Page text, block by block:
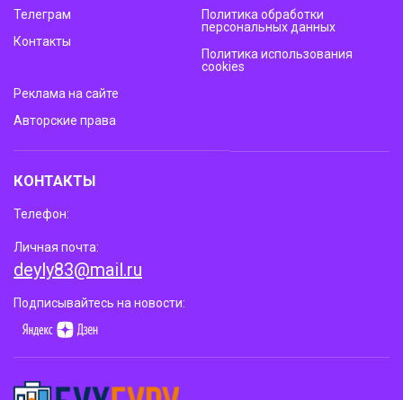
Телеграм
Контакты
Политика обработки
персональных данных
Политика использования
cookies
Реклама на сайте
Авторские права
КОНТАКТЫ
Телефон:
Личная почта:
deyly83@mail.ru
Подписывайтесь на новости: